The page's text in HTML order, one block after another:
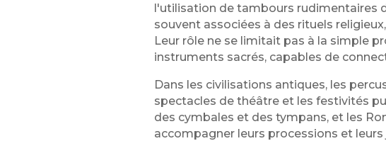
l'utilisation de tambours rudimentaires
souvent associées à des rituels
Leur rôle ne se limitait pas à la simple
instruments sacrés, capables de
Dans les civilisations antiques, les
spectacles de théâtre et les festivités
des cymbales et des tympans, et les
accompagner leurs processions et leurs